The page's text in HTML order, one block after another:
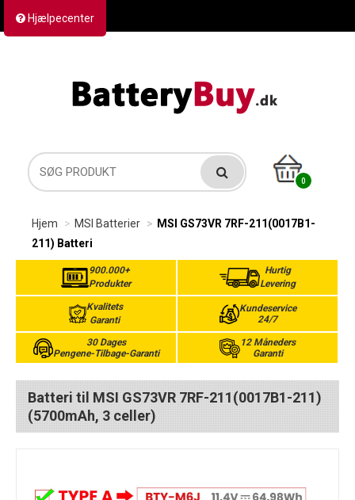
Hjælpecenter
0
Hjem MSI Batterier
MSI GS73VR 7RF-211(0017B1-
211) Batteri
900.000+
Produkter
Hurtig
Levering
Kvalitets
Garanti
Kundeservice
24/7
30 Dages
Pengene-Tilbage-Garanti
12 Måneders
Garanti
Batteri til MSI GS73VR 7RF-211(0017B1-211)
(5700mAh, 3 celler)